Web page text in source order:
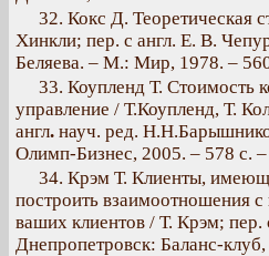
32. Кокс Д. Теоретическая
Хинкли; пер. с англ. Е. В.
Беляева. – М.: Мир, 1978. –
33. Коупленд Т. Стоимость
управление / Т.Коупленд, Т.
англ. науч. ред.
Олимп-Бизнес, 2005. – 578 с.
34. Крэм Т. Клиенты,
построить взаимоотношения
ваших клиентов / Т. Крэм;
Днепропетровск: Баланс-